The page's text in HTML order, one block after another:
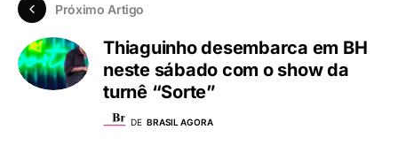
Próximo Artigo
Thiaguinho desembarca em BH
neste sábado com o show da
turnê “Sorte”
DE BRASIL AGORA